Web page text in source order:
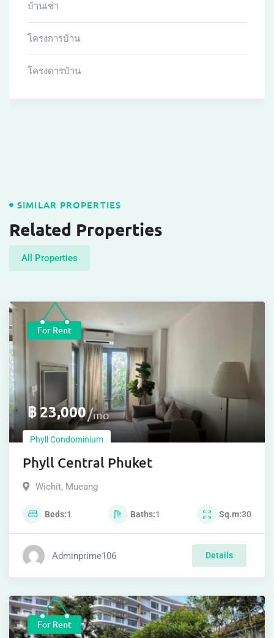
บ้านเช่า
โครงการบ้าน
โครงดารบ้าน
SIMILAR PROPERTIES
Related Properties
All Properties
For Rent
฿23,000 mo
Phyll Condominium
Phyll Central Phuket
Wichit, Mueang
Beds 1 Baths 1 Sq.m 30
Adminprime106 Details
For Rent